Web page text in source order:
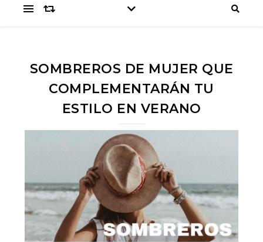
SOMBREROS DE MUJER QUE
COMPLEMENTARÁN TU
ESTILO EN VERANO